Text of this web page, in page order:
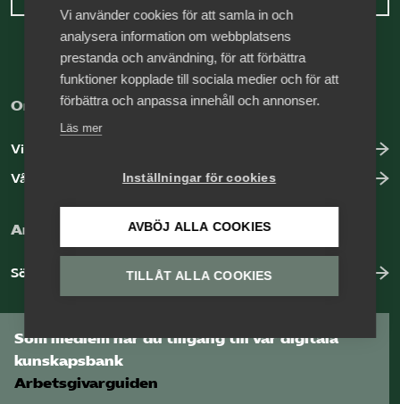
Om den här webbplatsen
Vi använder cookies – vad är det?
Vår dataskyddspolicy
Arbeta hos Vårdföretagarna?
Sök jobb hos oss
Som medlem har du tillgång till vår digitala
kunskapsbank
Arbetsgivarguiden
Vi använder cookies för att samla in och
analysera information om webbplatsens
prestanda och användning, för att förbättra
funktioner kopplade till sociala medier och för att
förbättra och anpassa innehåll och annonser.
Läs mer
Inställningar för cookies
AVBÖJ ALLA COOKIES
TILLÅT ALLA COOKIES